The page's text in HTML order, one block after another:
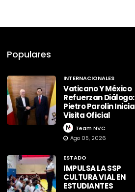
Populares
INTERNACIONALES
Vaticano Y México
Refuerzan Diálogo:
Pietro Parolin Inicia
Visita Oficial
Team NVC
Ago 05, 2026
ESTADO
IMPULSA LA SSP
CULTURA VIAL EN
ESTUDIANTES